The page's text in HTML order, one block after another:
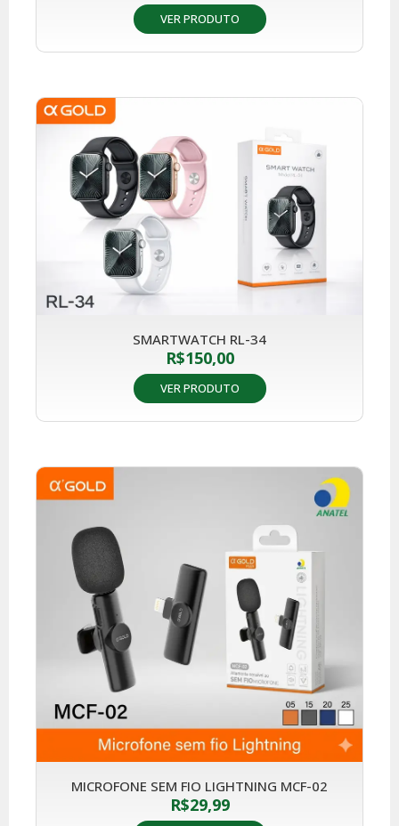
VER PRODUTO
SMARTWATCH RL-34
R$150,00
VER PRODUTO
MICROFONE SEM FIO LIGHTNING MCF-02
R$29,99